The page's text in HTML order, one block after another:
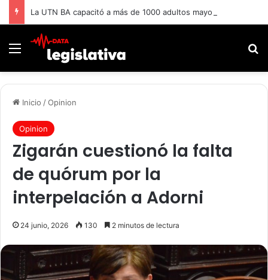
La UTN BA capacitó a más de 1000 adultos mayores.
Menú
Inicio /Opinion
Opinion
Zigarán cuestionó la falta
de quórum por la
interpelación a Adorni
24 junio, 2026 130 2 minutos de lectura